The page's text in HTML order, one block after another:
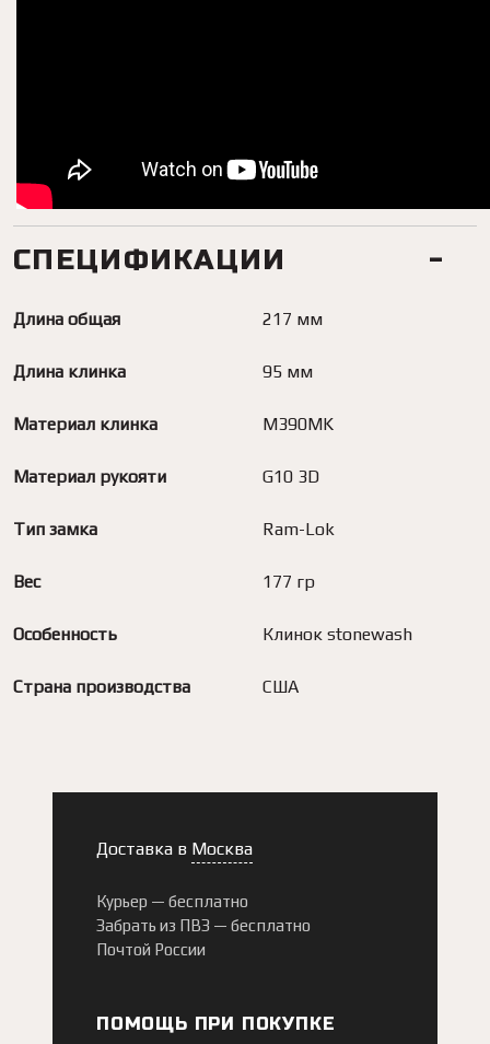
СПЕЦИФИКАЦИИ
Длина общая 217 мм
Длина клинка 95 мм
Материал клинка M390MK
Материал рукояти G10 3D
Тип замка Ram-Lok
Вес 177 гр
Особенность Клинок stonewash
Страна производства США
Доставка в Москва
Курьер — бесплатно
Забрать из ПВЗ — бесплатно
Почтой России
ПОМОЩЬ ПРИ ПОКУПКЕ